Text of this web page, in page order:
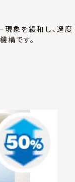
現象を緩和し、過度
構です。